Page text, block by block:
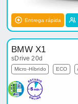
Entrega rápida
BMW X1
sDrive 20d
Micro-Híbrido ECO